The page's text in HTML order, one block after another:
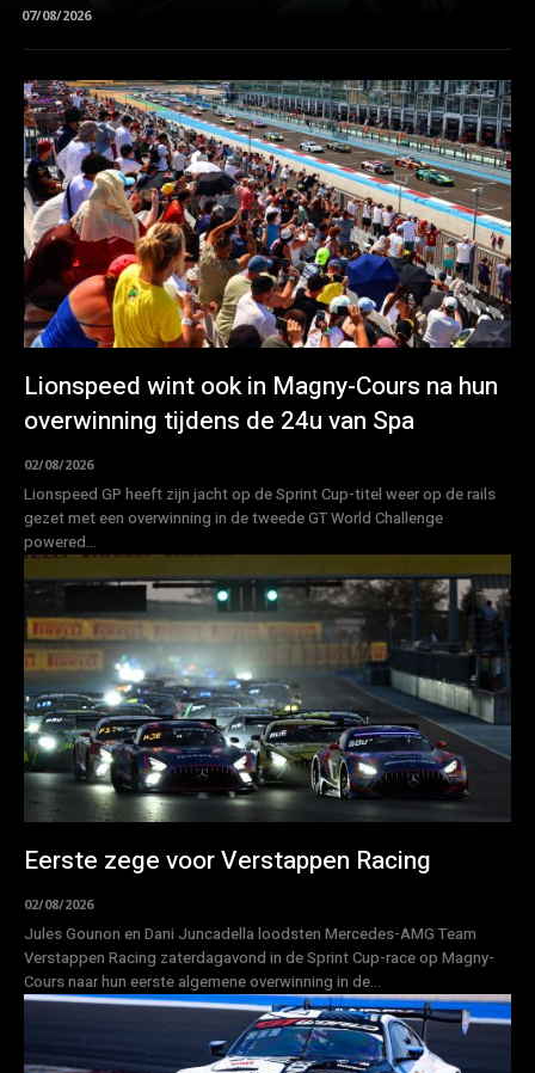
07/08/2026
Lionspeed wint ook in Magny-Cours na hun
overwinning tijdens de 24u van Spa
02/08/2026
Lionspeed GP heeft zijn jacht op de Sprint Cup-titel weer op de rails
gezet met een overwinning in de tweede GT World Challenge
powered...
Eerste zege voor Verstappen Racing
02/08/2026
Jules Gounon en Dani Juncadella loodsten Mercedes-AMG Team
Verstappen Racing zaterdagavond in de Sprint Cup-race op Magny-
Cours naar hun eerste algemene overwinning in de...